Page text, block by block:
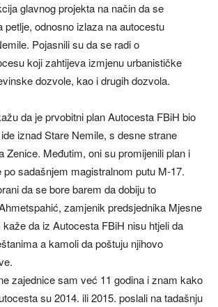
glavnog projekta na način da se
petlje, odnosno izlaza na autocestu
Pojasnili su da se radi o
koji zahtijeva izmjenu urbanističke
dozvole, kao i drugih dozvola.
da je prvobitni plan Autocesta FBiH bio
iznad Stare Nemile, s desne strane
Zenice. Međutim, oni su promijenili plan i
po sadašnjem magistralnom putu M-17.
da se bore barem da dobiju to
zamjenik predsjednika Mjesne
da iz Autocesta FBiH nisu htjeli da
a kamoli da poštuju njihovo
zajednice sam već 11 godina i znam kako
su 2014. ili 2015. poslali na tadašnju